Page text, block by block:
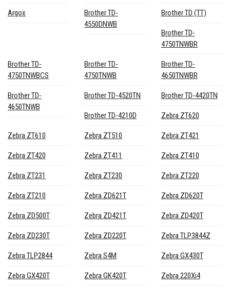
Argox
Brother TD-
4550DNWB
Brother TD (TT)
Brother TD-
4750TNWBR
Brother TD-
4750TNWBCS
Brother TD-
4750TNWB
Brother TD-
4650TNWBR
Brother TD-
4650TNWB
Brother TD-4520TN Brother TD-4420TN
Brother TD-4210D Zebra ZT620
Zebra ZT610 Zebra ZT510 Zebra ZT421
Zebra ZT420 Zebra ZT411 Zebra ZT410
Zebra ZT231 Zebra ZT230 Zebra ZT220
Zebra ZT210 Zebra ZD621T Zebra ZD620T
Zebra ZD500T Zebra ZD421T Zebra ZD420T
Zebra ZD230T Zebra ZD220T Zebra TLP3844Z
Zebra TLP2844 Zebra S4M Zebra GX430T
Zebra GX420T Zebra GK420T Zebra 220Xi4